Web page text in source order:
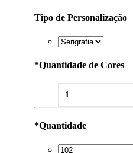
Tipo de Personalização
*Quantidade de Cores
1
*Quantidade